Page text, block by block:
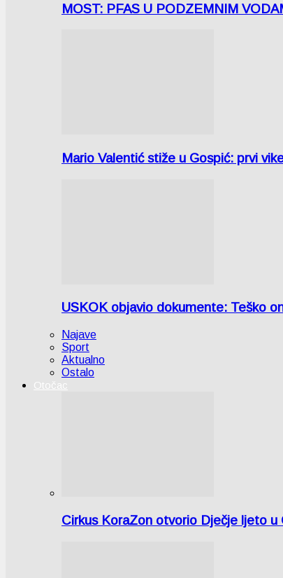
MOST: PFAS U PODZEMNIM
Mario Valentić stiže u Gospić: prvi
USKOK objavio dokumente: Teško
Najave
Sport
Aktualno
Ostalo
Otočac
Cirkus KoraZon otvorio Dječje ljeto